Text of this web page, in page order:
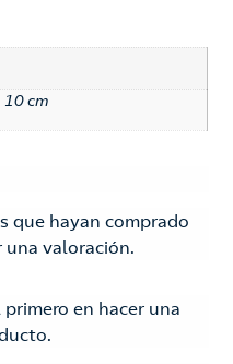
10 cm
que hayan comprado
valoración.
en hacer una